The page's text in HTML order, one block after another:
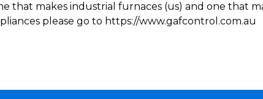
that makes industrial furnaces (us) and one that
please go to https://www.gafcontrol.com.au